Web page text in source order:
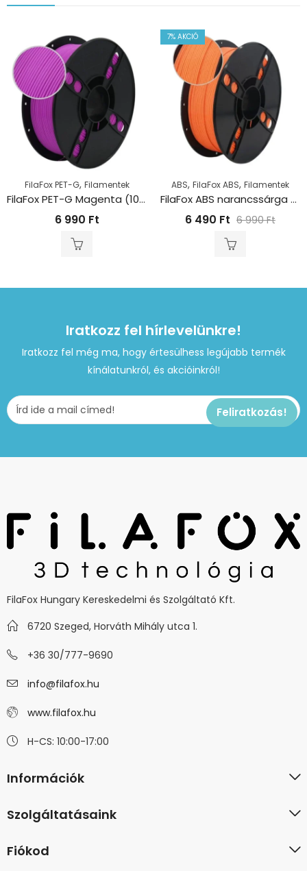
FilaFox PET-G, Filamentek
FilaFox PET-G Magenta (1000g / 1,75mm)
6 990 Ft
7% AKCIÓ
ABS, FilaFox ABS, Filamentek
FilaFox ABS narancssárga (1000g / 1,75mm)
6 490 Ft 6 990Ft
Iratkozz fel hírlevelünkre!
Iratkozz fel még ma, hogy értesülhess legújabb termék
kínálatunkról, és akcióinkról!
FilaFox Hungary Kereskedelmi és Szolgáltató Kft.
6720 Szeged, Horváth Mihály utca 1.
+36 30/777-9690
info@filafox.hu
www.filafox.hu
H-CS: 10:00-17:00
Információk
Szolgáltatásaink
Fiókod